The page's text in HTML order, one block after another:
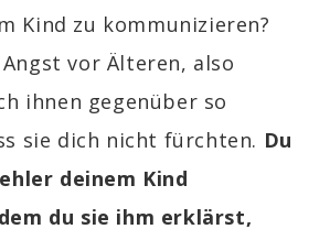
Kind zu kommunizieren?
vor Älteren, also
ihnen gegenüber so
sie dich nicht fürchten. Du
deinem Kind
du sie ihm erklärst,